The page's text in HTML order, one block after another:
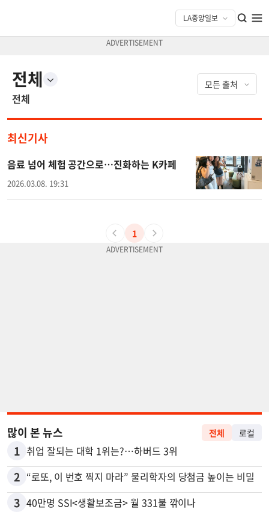
전체
전체
최신기사
음료 넘어 체험 공간으로…진화하는 K카페
2026.03.08. 19:31
1
많이 본 뉴스 전체 로컬
1 취업 잘되는 대학 1위는?…하버드 3위
2 “로또, 이 번호 찍지 마라” 물리학자의 당첨금 높이는 비밀
3 40만명 SSI<생활보조금> 월 331불 깎이나